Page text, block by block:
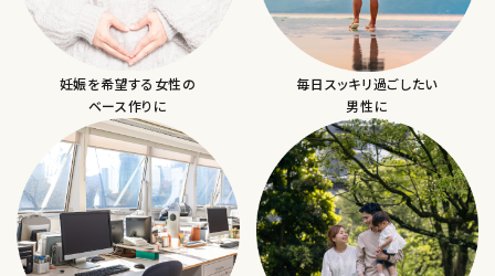
妊娠を希望する女性の
ベース作りに
毎日スッキリ過ごしたい
男性に